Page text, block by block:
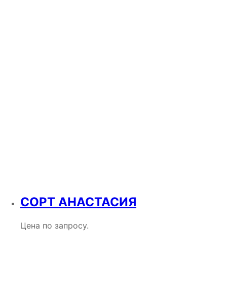
СОРТ АНАСТАСИЯ
Цена по запросу.